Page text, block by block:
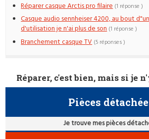
Réparer casque Arctis pro filaire (1 réponse )
Casque audio sennheiser 4200, au bout
d'utilisation je n'ai plus de son (1 réponse )
Branchement casque TV (5 réponses )
Réparer, c'est bien, mais si je
Pièces
Je trouve mes pièces